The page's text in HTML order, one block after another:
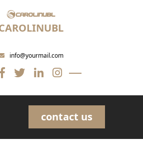
info@yourmail.com
contact us